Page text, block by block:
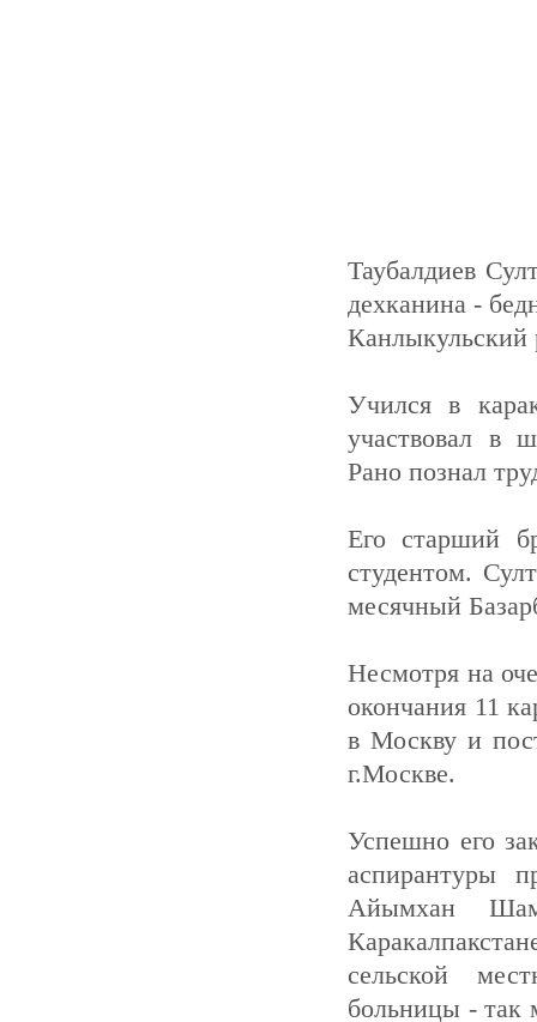
Таубалдиев
дехканина -
Канлыкульский
Учился в
участвовал в
Рано познал
Его старший
студентом.
месячный
Несмотря на
окончания 11
в Москву и
г.Москве.
Успешно его
аспирантуры
Айымхан
сельской
больницы - так